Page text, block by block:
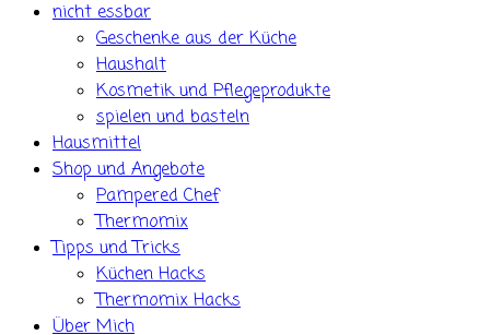
nicht essbar
Geschenke aus der Küche
Haushalt
Kosmetik und Pflegeprodukte
spielen und basteln
Hausmittel
Shop und Angebote
Pampered Chef
Thermomix
Tipps und Tricks
Küchen Hacks
Thermomix Hacks
Über Mich